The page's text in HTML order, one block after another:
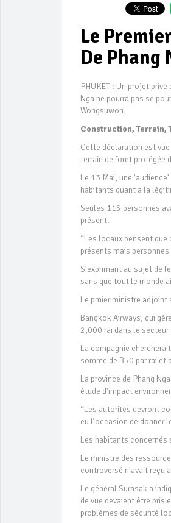
Le
De Phang
PHUKET : Un projet
Nga ne pourra pas se
Wongsuwon.
Construction, Terrain,
Cette déclaration est
terrain de foret protégée
Le 13 Mai, une
habitants quant a la
Seules 115 personnes
présent.
“Les locaux pensent
présents mais
S'exprimant au sujet de
sans que tout le monde
Le pmier ministre adjoint
Bangkok Airways, qui
2,000 rai dans le
La compagnie
somme de B50 par rai et
La province de Phang
étude d'impact
“Les autorités devront
eu l’occasion de donner
Les habitants
Le ministre des
controversé n'avait reçu
Le général Surasak a
de vue devaient être pris
problèmes de sécurité